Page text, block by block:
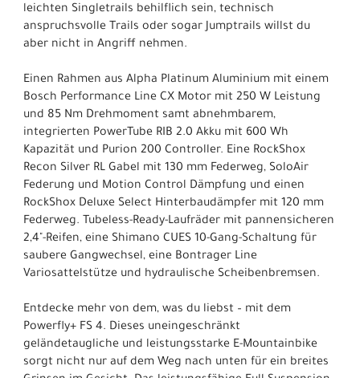
leichten Singletrails behilflich sein, technisch
anspruchsvolle Trails oder sogar Jumptrails willst du
aber nicht in Angriff nehmen.
Einen Rahmen aus Alpha Platinum Aluminium mit einem
Bosch Performance Line CX Motor mit 250 W Leistung
und 85 Nm Drehmoment samt abnehmbarem,
integrierten PowerTube RIB 2.0 Akku mit 600 Wh
Kapazität und Purion 200 Controller. Eine RockShox
Recon Silver RL Gabel mit 130 mm Federweg, SoloAir
Federung und Motion Control Dämpfung und einen
RockShox Deluxe Select Hinterbaudämpfer mit 120 mm
Federweg. Tubeless-Ready-Laufräder mit pannensicheren
2,4"-Reifen, eine Shimano CUES 10-Gang-Schaltung für
saubere Gangwechsel, eine Bontrager Line
Variosattelstütze und hydraulische Scheibenbremsen.
Entdecke mehr von dem, was du liebst – mit dem
Powerfly+ FS 4. Dieses uneingeschränkt
geländetaugliche und leistungsstarke E-Mountainbike
sorgt nicht nur auf dem Weg nach unten für ein breites